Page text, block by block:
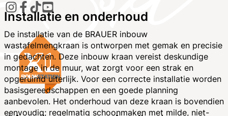
Installatie en onderhoud
De installatie van de BRAUER inbouw
wastafelmengkraan is ontworpen met gemak en precisie
in gedachten. Deze inbouw kraan vereist deskundige
montage in de muur, wat zorgt voor een strak en
opgeruimd uiterlijk. Voor een correcte installatie worden
basisgereedschappen en een goede planning
aanbevolen. Het onderhoud van deze kraan is bovendien
eenvoudig; regelmatig schoonmaken met milde, niet-